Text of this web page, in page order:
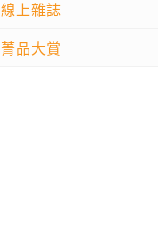
線上雜誌
菁品大賞